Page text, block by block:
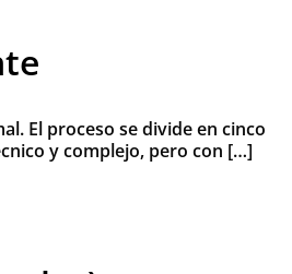
El proceso se divide en cinco
y complejo, pero con […]